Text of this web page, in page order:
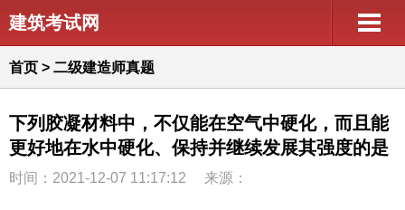
建筑考试网
首页 > 二级建造师真题
下列胶凝材料中，不仅能在空气中硬化，而且能
更好地在水中硬化、保持并继续发展其强度的是
时间：2021-12-07 11:17:12 来源：